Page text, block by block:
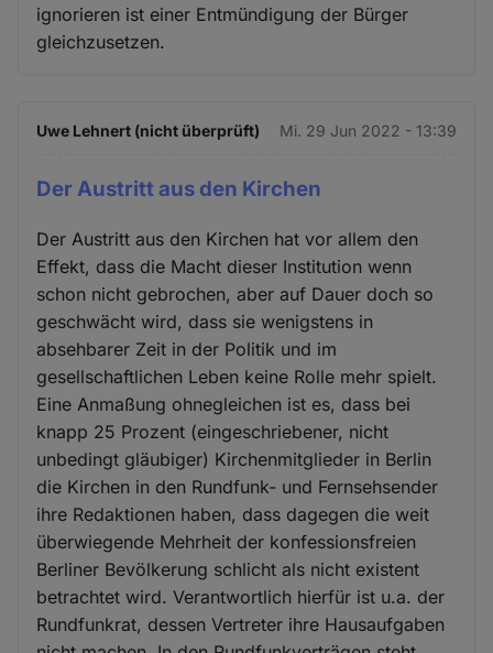
ignorieren ist einer Entmündigung der Bürger
gleichzusetzen.
Uwe Lehnert (nicht überprüft) Mi. 29 Jun 2022 - 13:39
Der Austritt aus den Kirchen
Der Austritt aus den Kirchen hat vor allem den
Effekt, dass die Macht dieser Institution wenn
schon nicht gebrochen, aber auf Dauer doch so
geschwächt wird, dass sie wenigstens in
absehbarer Zeit in der Politik und im
gesellschaftlichen Leben keine Rolle mehr spielt.
Eine Anmaßung ohnegleichen ist es, dass bei
knapp 25 Prozent (eingeschriebener, nicht
unbedingt gläubiger) Kirchenmitglieder in Berlin
die Kirchen in den Rundfunk- und Fernsehsender
ihre Redaktionen haben, dass dagegen die weit
überwiegende Mehrheit der konfessionsfreien
Berliner Bevölkerung schlicht als nicht existent
betrachtet wird. Verantwortlich hierfür ist u.a. der
Rundfunkrat, dessen Vertreter ihre Hausaufgaben